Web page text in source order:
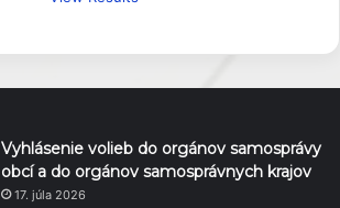
Vyhlásenie volieb do orgánov samosprávy
obcí a do orgánov samosprávnych krajov
17. júla 2026